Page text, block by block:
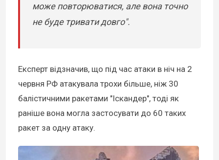
може повторюватися, але вона точно
не буде тривати довго".
Експерт відзначив, що під час атаки в ніч на 2
червня РФ атакувала трохи більше, ніж 30
балістичними ракетами "Іскандер", тоді як
раніше вона могла застосувати до 60 таких
ракет за одну атаку.